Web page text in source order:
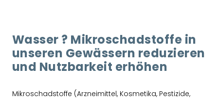
Wasser ? Mikroschadstoffe in
unseren Gewässern reduzieren
und Nutzbarkeit erhöhen
Mikroschadstoffe (Arzneimittel, Kosmetika, Pestizide,